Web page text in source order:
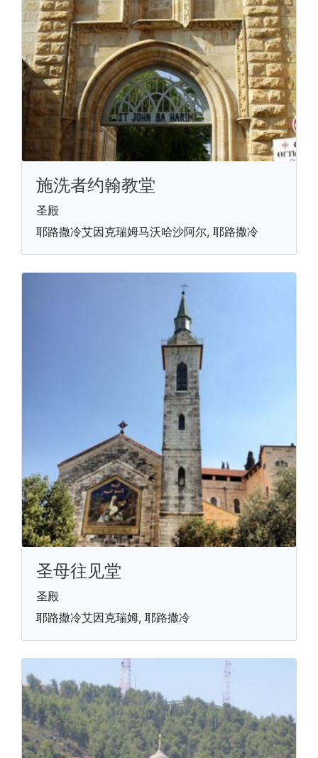
施洗者约翰教堂
圣殿
耶路撒冷艾因克瑞姆马沃哈沙阿尔, 耶路撒冷
圣母往见堂
圣殿
耶路撒冷艾因克瑞姆, 耶路撒冷